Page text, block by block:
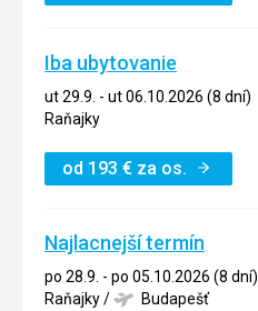
Iba ubytovanie
ut 29.9. - ut 06.10.2026 (8 dní)
Raňajky
od 193 € za os.
Najlacnejší termín
po 28.9. - po 05.10.2026 (8 dní)
Raňajky/ Budapešť